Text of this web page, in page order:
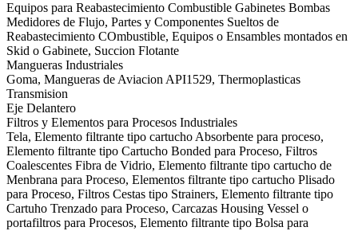
Equipos para Reabastecimiento Combustible Gabinetes Bombas
Medidores de Flujo, Partes y Componentes Sueltos de
Reabastecimiento COmbustible, Equipos o Ensambles montados en
Skid o Gabinete, Succion Flotante
Mangueras Industriales
Goma, Mangueras de Aviacion API1529, Thermoplasticas
Transmision
Eje Delantero
Filtros y Elementos para Procesos Industriales
Tela, Elemento filtrante tipo cartucho Absorbente para proceso,
Elemento filtrante tipo Cartucho Bonded para Proceso, Filtros
Coalescentes Fibra de Vidrio, Elemento filtrante tipo cartucho de
Menbrana para Proceso, Elementos filtrante tipo cartucho Plisado
para Proceso, Filtros Cestas tipo Strainers, Elemento filtrante tipo
Cartuho Trenzado para Proceso, Carcazas Housing Vessel o
portafiltros para Procesos, Elemento filtrante tipo Bolsa para